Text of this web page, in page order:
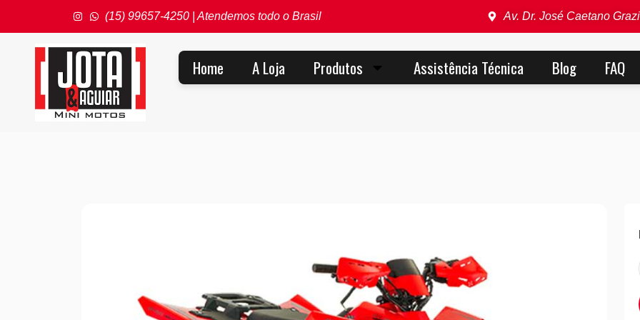
(15) 99657-4250 | Atendemos todo o Brasil Av. Dr. José Caetano
Home A Loja Produtos Assistência Técnica Blog FAQ